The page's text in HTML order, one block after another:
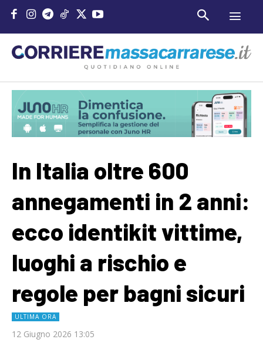
In Italia oltre 600
annegamenti in 2 anni:
ecco identikit vittime,
luoghi a rischio e
regole per bagni sicuri
ULTIMA ORA
12 Giugno 2026 13:05